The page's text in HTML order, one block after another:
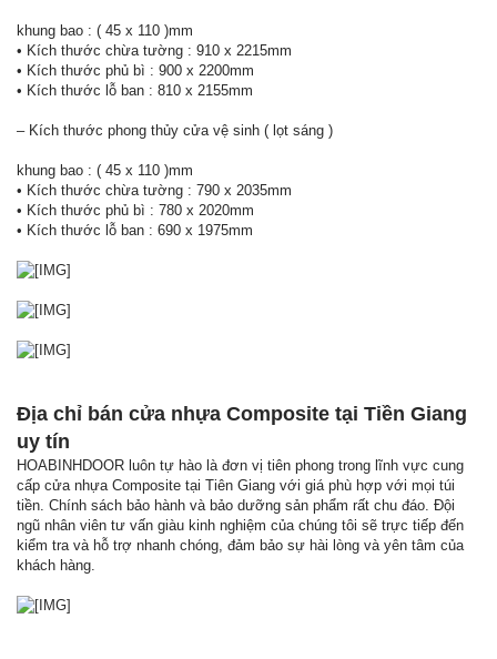
khung bao : ( 45 x 110 )mm
• Kích thước chừa tường : 910 x 2215mm
• Kích thước phủ bì : 900 x 2200mm
• Kích thước lỗ ban : 810 x 2155mm
– Kích thước phong thủy cửa vệ sinh ( lọt sáng )
khung bao : ( 45 x 110 )mm
• Kích thước chừa tường : 790 x 2035mm
• Kích thước phủ bì : 780 x 2020mm
• Kích thước lỗ ban : 690 x 1975mm
Địa chỉ bán cửa nhựa Composite tại Tiền Giang
uy tín
HOABINHDOOR luôn tự hào là đơn vị tiên phong trong lĩnh vực cung
cấp cửa nhựa Composite tại Tiên Giang với giá phù hợp với mọi túi
tiền. Chính sách bảo hành và bảo dưỡng sản phẩm rất chu đáo. Đội
ngũ nhân viên tư vấn giàu kinh nghiệm của chúng tôi sẽ trực tiếp đến
kiểm tra và hỗ trợ nhanh chóng, đảm bảo sự hài lòng và yên tâm của
khách hàng.